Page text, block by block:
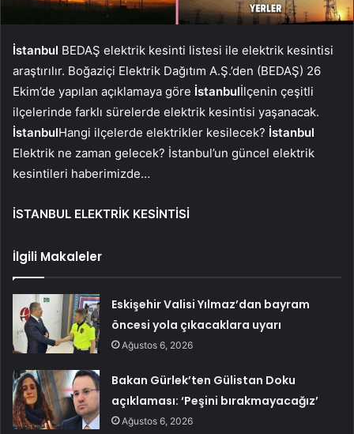
İstanbul BEDAŞ elektrik kesinti listesi ile elektrik kesintisi
araştırılır. Boğaziçi Elektrik Dağıtım A.Ş.’den (BEDAŞ) 26
Ekim’de yapılan açıklamaya göre İstanbulİlçenin çeşitli
ilçelerinde farklı sürelerde elektrik kesintisi yaşanacak.
İstanbulHangi ilçelerde elektrikler kesilecek? İstanbul
Elektrik ne zaman gelecek? İstanbul’un güncel elektrik
kesintileri haberimizde…
İSTANBUL ELEKTRİK KESİNTİSİ
İlgili Makaleler
Eskişehir Valisi Yılmaz’dan bayram
öncesi yola çıkacaklara uyarı
Ağustos 6, 2026
Bakan Gürlek’ten Gülistan Doku
açıklaması: ‘Peşini bırakmayacağız’
Ağustos 6, 2026